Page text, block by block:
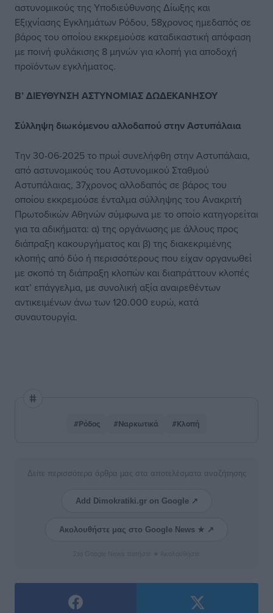
αστυνομικούς της Υποδιεύθυνσης Δίωξης και
Εξιχνίασης Εγκλημάτων Ρόδου, 58χρονος ημεδαπός σε
βάρος του οποίου εκκρεμούσε καταδικαστική απόφαση
με ποινή φυλάκισης 8 μηνών για κλοπή για αποδοχή
προϊόντων εγκλήματος.
Β’ ΔΙΕΥΘΥΝΣΗ ΑΣΤΥΝΟΜΙΑΣ ΔΩΔΕΚΑΝΗΣΟΥ
Σύλληψη διωκόμενου αλλοδαπού στην Αστυπάλαια
Την 30-06-2025 το πρωί συνελήφθη στην Αστυπάλαια,
από αστυνομικούς του Αστυνομικού Σταθμού
Αστυπάλαιας, 37χρονος αλλοδαπός σε βάρος του
οποίου εκκρεμούσε ένταλμα σύλληψης του Ανακριτή
Πρωτοδικών Αθηνών σύμφωνα με το οποίο κατηγορείται
για τα αδικήματα: α) της οργάνωσης με άλλους προς
διάπραξη κακουργήματος και β) της διακεκριμένης
κλοπής από δύο ή περισσότερους που είχαν οργανωθεί
με σκοπό τη διάπραξη κλοπών και διαπράττουν κλοπές
κατ’ επάγγελμα, με συνολική αξία αναιρεθέντων
αντικειμένων άνω των 120.000 ευρώ, κατά
συναυτουργία.
#Ρόδος #Ναρκωτικά #Κλοπή
Δείτε περισσότερα άρθρα μας στα αποτελέσματα αναζήτησης
Add Dimokratiki.gr on Google ↗
Ακολουθήστε μας στο Google News ★ ↗